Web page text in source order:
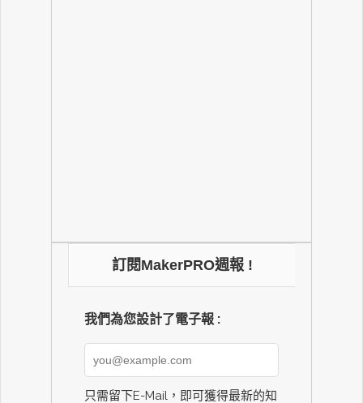
訂閱MakerPRO週報 !
我們為您設計了電子報 :
只需留下E-Mail，即可獲得最新的知